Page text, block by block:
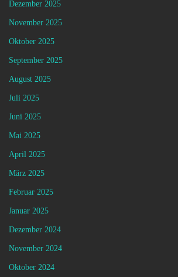
Dezember 2025
November 2025
Oktober 2025
September 2025
August 2025
Juli 2025
Juni 2025
Mai 2025
April 2025
März 2025
Februar 2025
Januar 2025
Dezember 2024
November 2024
Oktober 2024